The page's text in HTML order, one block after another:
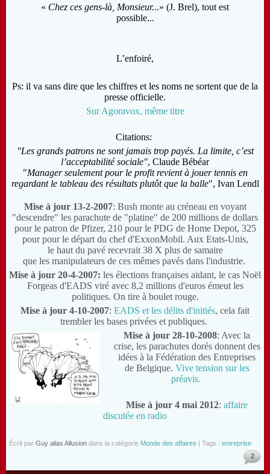
« Chez ces gens-là, Monsieur...» (J. Brel), tout est
possible...
L’enfoiré,
Ps: il va sans dire que les chiffres et les noms ne sortent que de la
presse officielle.
Sur Agoravox, même titre
Citations:
"Les grands patrons ne sont jamais trop payés. La limite, c’est
l’acceptabilité sociale", Claude Bébéar
"Manager seulement pour le profit revient à jouer tennis en
regardant le tableau des résultats plutôt que la balle", Ivan Lendl
Mise à jour 13-2-2007: Bush monte au créneau en voyant
"descendre" les parachute de "platine" de 200 millions de dollars
pour le patron de Pfizer, 210 pour le PDG de Home Depot, 325
pour pour le départ du chef d'ExxonMobil. Aux Etats-Unis,
le haut du pavé recevrait 38 X plus de samaire
que les manipulateurs de ces mêmes pavés dans l'industrie.
Mise à jour 20-4-2007: les élections françaises aidant, le cas Noël
Forgeas d'EADS viré avec 8,2 millions d'euros émeut les
politiques. On tire à boulet rouge.
Mise à jour 4-10-2007: EADS et les délits d'initiés, cela fait
trembler les bases privées et publiques.
Mise à jour 28-10-2008: Avec la
crise, les parachutes dorés donnent des
idées à la Fédération des Entreprises
de Belgique. Vive tension sur les
préavis.
Mise à jour 4 mai 2012:affaire
discutée en radio
Écrit par Guy alias Allusion dans la catégorie Monde des affaires | Tags : entreprise
2